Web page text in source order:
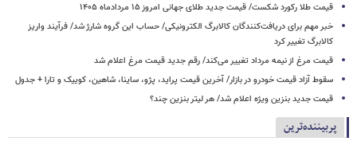
قیمت طلا رکورد شکست/ قیمت جدید طلای جهانی امروز ۱۵ مردادماه ۱۴۰۵
خبر مهم برای دریافت‌کنندگان کالابرگ الکترونیکی/ حساب این گروه شارژ شد/ فرآیند واریز
کالابرگ تغییر کرد
قیمت مرغ از نیمه مرداد تغییر می‌کند/ رقم جدید قیمت مرغ اعلام شد
سقوط آزاد قیمت خودرو در بازار/ آخرین قیمت پراید، پژو، ساینا، شاهین، کوییک و تارا + جدول
قیمت جدید بنزین ویژه اعلام شد/ هر لیتر بنزین چند؟
پربیننده‌ترین